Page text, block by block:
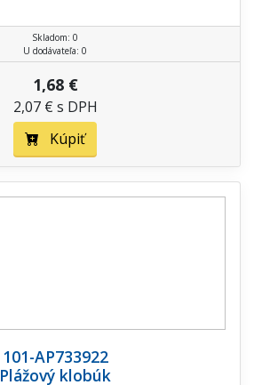
Skladom: 0
U dodávateľa: 0
1,68 €
2,07 € s DPH
Kúpiť
101-AP733922
Plážový klobúk